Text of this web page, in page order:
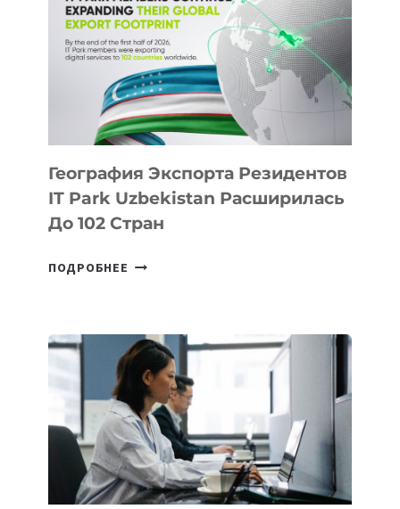
НОВЫЕ
ПРЕДМЕТЫ
ПО
ИСКУССТВЕННОМУ
ИНТЕЛЛЕКТУ
География Экспорта Резидентов
IT Park Uzbekistan Расширилась
До 102 Стран
ПОДРОБНЕЕ ГЕОГРАФИЯ
PARK
UZBEKISTAN
РАСШИРИЛАСЬ
ДО
102
СТРАН